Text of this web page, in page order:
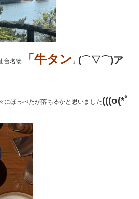
台名物 「牛タン 」 (⌒▽⌒)ア
にほっぺたが落ちるかと思いました(((o(*ﾟ